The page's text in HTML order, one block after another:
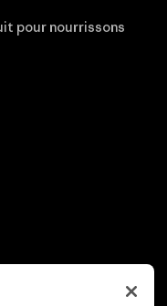
pour nourrissons